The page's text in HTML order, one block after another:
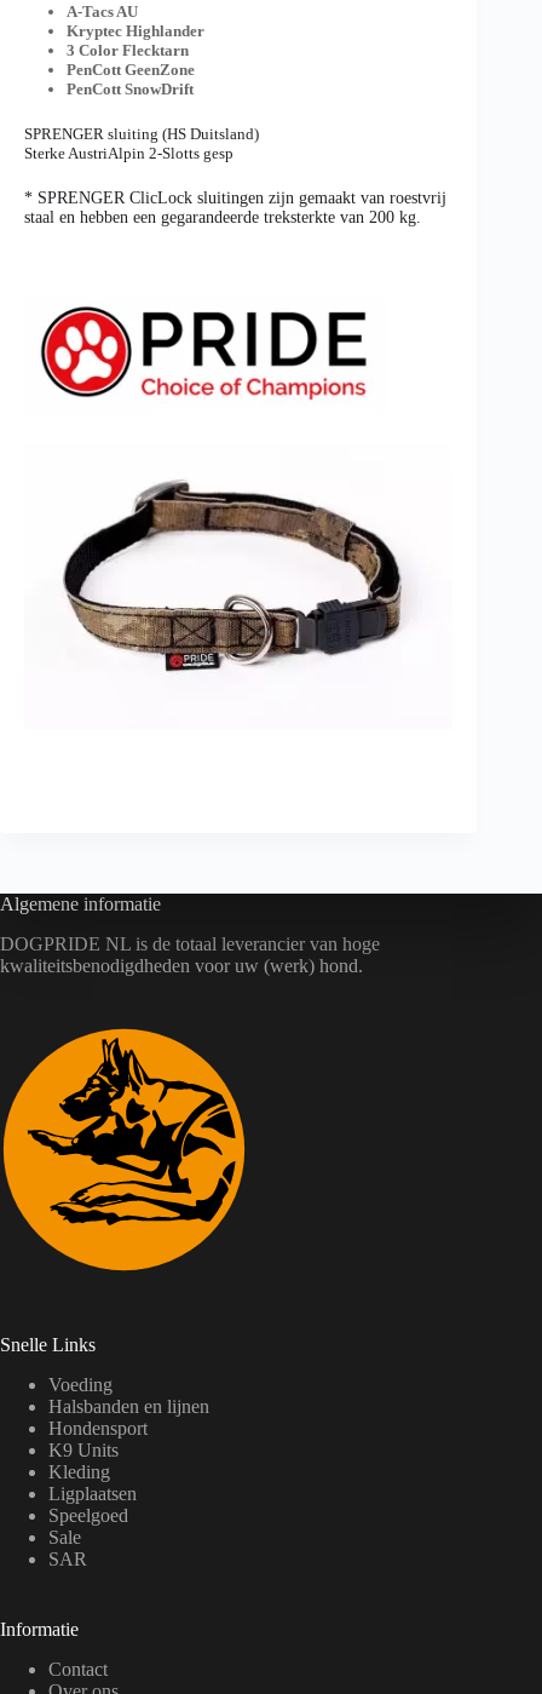
A-Tacs AU
Kryptec Highlander
3 Color Flecktarn
PenCott GeenZone
PenCott SnowDrift
SPRENGER sluiting (HS Duitsland)
Sterke AustriAlpin 2-Slotts gesp
* SPRENGER ClicLock sluitingen zijn gemaakt van roestvrij
staal en hebben een gegarandeerde treksterkte van 200 kg.
Algemene informatie
DOGPRIDE NL is de totaal leverancier van hoge
kwaliteitsbenodigdheden voor uw (werk) hond.
Snelle Links
Voeding
Halsbanden en lijnen
Hondensport
K9 Units
Kleding
Ligplaatsen
Speelgoed
Sale
SAR
Informatie
Contact